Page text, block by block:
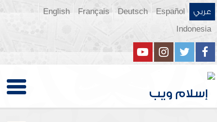
عربي Español
Deutsch
Français
English
Indonesia